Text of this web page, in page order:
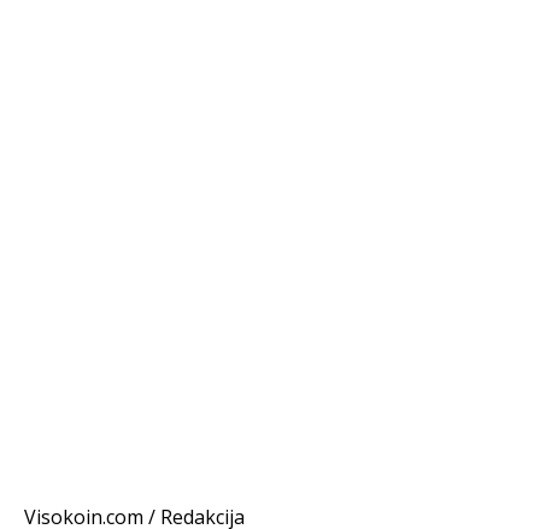
Visokoin.com / Redakcija